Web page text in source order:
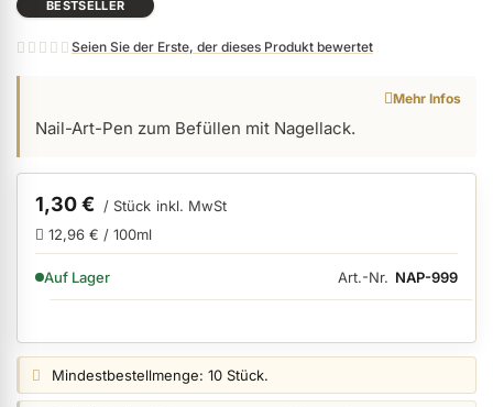
Acryl anzeigen
Nagellack & Flüssigkeiten anzeigen
Nagelfeilen, Werkzeuge, Tips & Zubehör anzeigen
Hygiene anzeigen
der
BESTSELLER
Seien Sie der Erste, der dieses Produkt bewertet
Mehr Infos
Nail-Art-Pen zum Befüllen mit Nagellack.
1,30 € / Stück inkl. MwSt
12,96 € / 100ml
VERFÜGBARKEIT:
Auf Lager Art.-Nr. NAP-999
Preisangabe:
Mindestbestellmenge: 10 Stück.